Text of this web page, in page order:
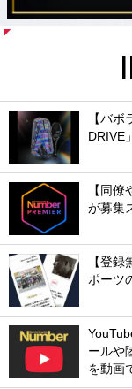
【バ
DRIVE
【同
が募集
【登
ポーツ
ールや
を動画